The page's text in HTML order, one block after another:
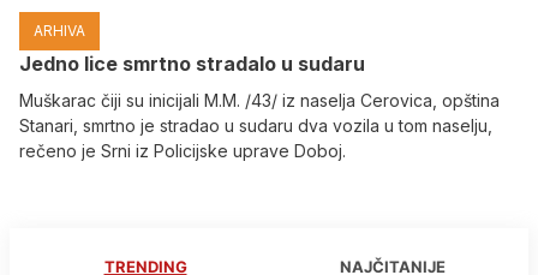
ARHIVA
Јedno lice smrtno stradalo u sudaru
Muškarac čiji su inicijali M.M. /43/ iz naselja Cerovica, opština
Stanari, smrtno je stradao u sudaru dva vozila u tom naselju,
rečeno je Srni iz Policijske uprave Doboj.
TRENDING NAJČITANIJE